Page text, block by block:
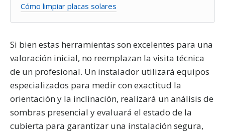
Cómo limpiar placas solares
Si bien estas herramientas son excelentes para una
valoración inicial, no reemplazan la visita técnica
de un profesional. Un instalador utilizará equipos
especializados para medir con exactitud la
orientación y la inclinación, realizará un análisis de
sombras presencial y evaluará el estado de la
cubierta para garantizar una instalación segura,